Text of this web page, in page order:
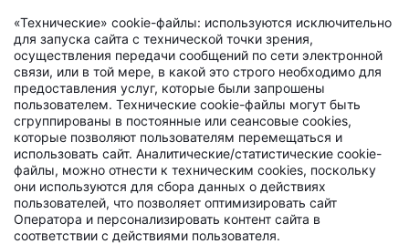
«Технические» cookie-файлы: используются исключительно
для запуска сайта с технической точки зрения,
осуществления передачи сообщений по сети электронной
связи, или в той мере, в какой это строго необходимо для
предоставления услуг, которые были запрошены
пользователем. Технические cookie-файлы могут быть
сгруппированы в постоянные или сеансовые cookies,
которые позволяют пользователям перемещаться и
использовать сайт. Аналитические/статистические cookie-
файлы, можно отнести к техническим cookies, поскольку
они используются для сбора данных о действиях
пользователей, что позволяет оптимизировать сайт
Оператора и персонализировать контент сайта в
соответствии с действиями пользователя.